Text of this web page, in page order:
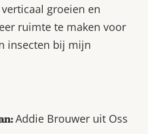
groeien en
ruimte te maken voor
insecten bij mijn
Addie Brouwer uit Oss